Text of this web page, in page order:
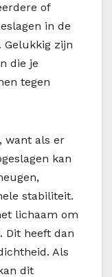
of
in de
Gelukkig zijn
die je
tegen
want als er
kan
stabiliteit.
lichaam om
Dit heeft dan
Als
dit